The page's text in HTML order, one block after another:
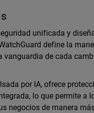
unificada y
define la
de cada
por IA, ofrece
lo que permite a
negocios de manera